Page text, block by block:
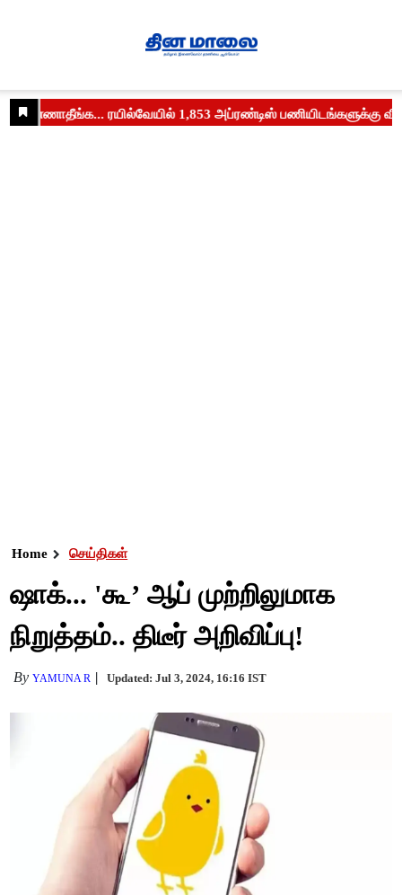
Home செய்திகள்
ஷாக்... 'கூ’ ஆப் முற்றிலுமாக
நிறுத்தம்.. திடீர் அறிவிப்பு!
ByYAMUNA R Updated: Jul 3, 2024, 16:16 IST